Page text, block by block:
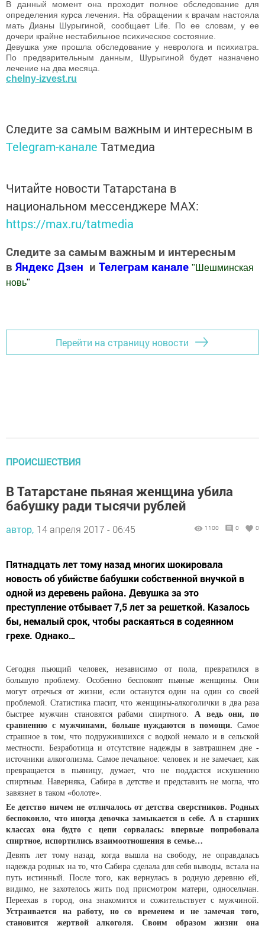
В данный момент она проходит полное обследование для
определения курса лечения. На обращении к врачам настояла
мать Дианы Шурыгиной, сообщает Life. По ее словам, у ее
дочери крайне нестабильное психическое состояние.
Девушка уже прошла обследование у невролога и психиатра.
По предварительным данным, Шурыгиной будет назначено
лечение на два месяца.
chelny-izvest.ru
Следите за самым важным и интересным в
Telegram-канале Татмедиа
Читайте новости Татарстана в
национальном мессенджере MАХ:
https://max.ru/tatmedia
Следите за самым важным и интересным
в Яндекс Дзен и Телеграм канале " Шешминская
новь"
Перейти на страницу новости
ПРОИСШЕСТВИЯ
В Татарстане пьяная женщина убила
бабушку ради тысячи рублей
автор, 14 апреля 2017 - 06:45 1100 0 0
Пятнадцать лет тому назад многих шокировала
новость об убийстве бабушки собственной внучкой в
одной из деревень района. Девушка за это
преступление отбывает 7,5 лет за решеткой. Казалось
бы, немалый срок, чтобы раскаяться в содеянном
грехе. Однако…
Сегодня пьющий человек, независимо от пола, превратился в
большую проблему. Особенно беспокоят пьяные женщины. Они
могут отречься от жизни, если останутся один на один со своей
проблемой. Статистика гласит, что женщины-алкоголички в два раза
быстрее мужчин становятся рабами спиртного. А ведь они, по
сравнению с мужчинами, больше нуждаются в помощи. Самое
страшное в том, что подружившихся с водкой немало и в сельской
местности. Безработица и отсутствие надежды в завтрашнем дне -
источники алкоголизма. Самое печальное: человек и не замечает, как
превращается в пьяницу, думает, что не поддастся искушению
спиртным. Наверняка, Сабира в детстве и представить не могла, что
завязнет в таком «болоте».
Ее детство ничем не отличалось от детства сверстников. Родных
беспокоило, что иногда девочка замыкается в себе. А в старших
классах она будто с цепи сорвалась: впервые попробовала
спиртное, испортились взаимоотношения в семье…
Девять лет тому назад, когда вышла на свободу, не оправдалась
надежда родных на то, что Сабира сделала для себя выводы, встала на
путь истинный. После того, как вернулась в родную деревню ей,
видимо, не захотелось жить под присмотром матери, односельчан.
Переехав в город, она знакомится и сожительствует с мужчиной.
Устраивается на работу, но со временем и не замечая того,
становится жертвой алкоголя. Своим образом жизни она